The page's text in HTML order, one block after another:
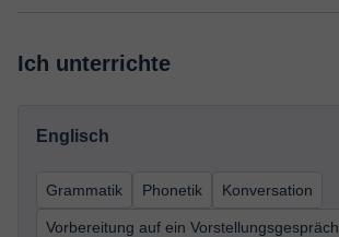
Ich unterrichte
Englisch
Grammatik Phonetik Konversation
Vorbereitung auf ein Vorstellungsgespräch